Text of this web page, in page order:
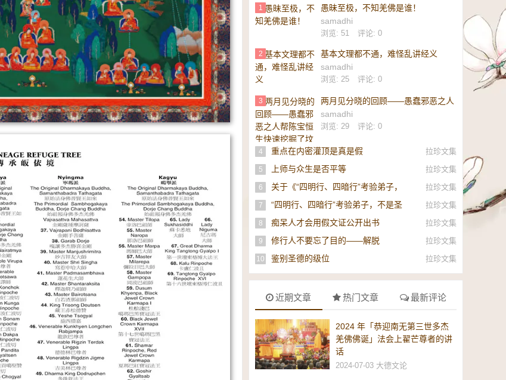
1
愚昧至极，不知羌佛是谁！
samadhi
浏览: 51 评论: 0
2
基本文理都不通，难怪乱讲经义
samadhi
浏览: 25 评论: 0
3
两月见分晓的回顾——愚蠢邪恶之人
帮陈宝恒生快速挖掘了坟墓
samadhi
浏览: 29 评论: 0
4 重点在内密灌顶是真是假 拉珍文集
5 上师与众生是否平等 拉珍文集
6
关于《“四明行、四暗行”考验弟子，
不是圣者，即是邪师》的补充
拉珍文集
7
“四明行、四暗行”考验弟子，不是圣
者，即是邪师！
拉珍文集
8 痴呆人才会用假文证公开出书 拉珍文集
9 修行人不要忘了目的——解脱 拉珍文集
10 鉴别圣德的级位 拉珍文集
近期文章 热门文章 最新评论
2024 年「恭迎南无第三世多杰
羌佛佛诞」法会上翟芒尊者的讲
话
2024-07-03 大德文论